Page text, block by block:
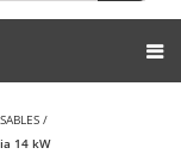
/
14 kW